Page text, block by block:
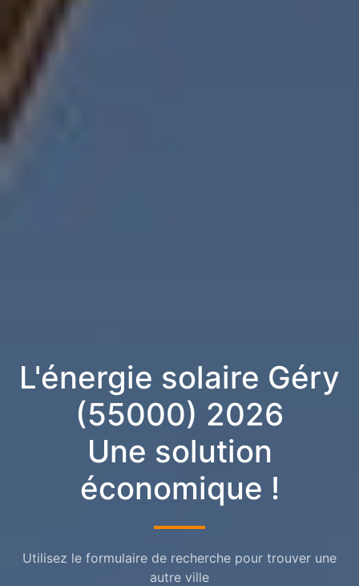
L'énergie solaire Géry
(55000) 2026
Une solution
économique !
Utilisez le formulaire de recherche pour trouver une
autre ville